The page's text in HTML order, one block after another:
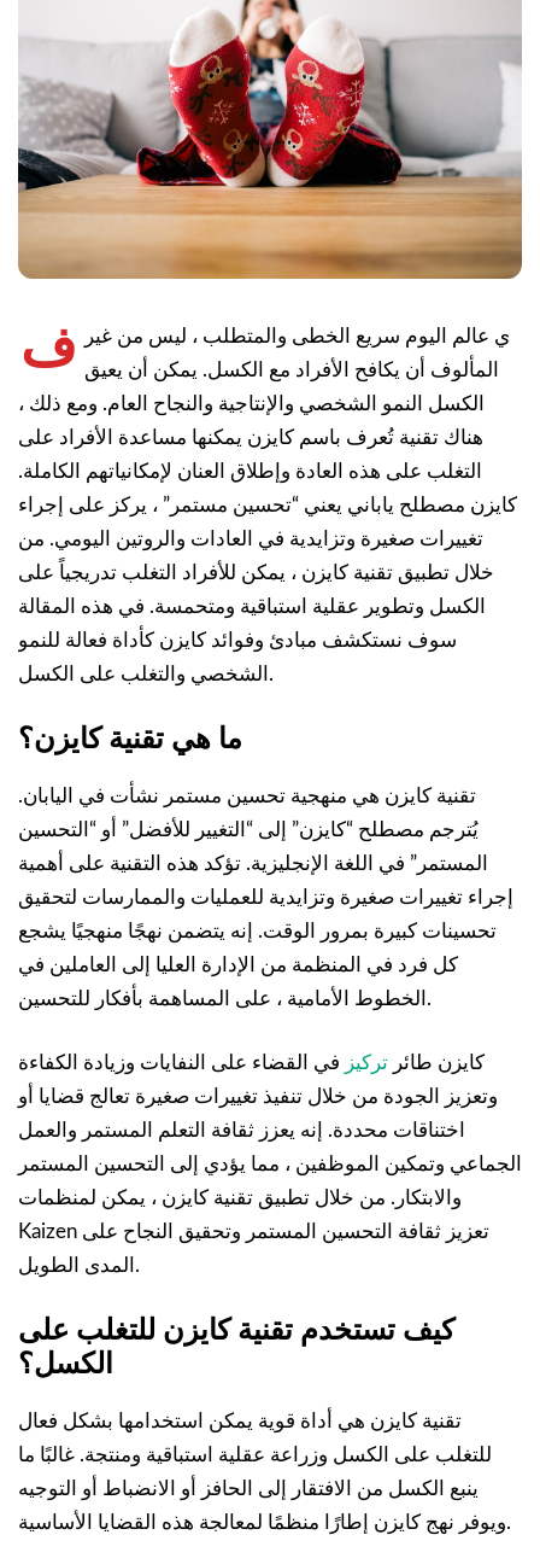
ف
ي عالم اليوم سريع الخطى والمتطلب ، ليس من غير
المألوف أن يكافح الأفراد مع الكسل. يمكن أن يعيق
الكسل النمو الشخصي والإنتاجية والنجاح العام. ومع ذلك ،
هناك تقنية تُعرف باسم كايزن يمكنها مساعدة الأفراد على
التغلب على هذه العادة وإطلاق العنان لإمكانياتهم الكاملة.
كايزن مصطلح ياباني يعني “تحسين مستمر” ، يركز على إجراء
تغييرات صغيرة وتزايدية في العادات والروتين اليومي. من
خلال تطبيق تقنية كايزن ، يمكن للأفراد التغلب تدريجياً على
الكسل وتطوير عقلية استباقية ومتحمسة. في هذه المقالة
سوف نستكشف مبادئ وفوائد كايزن كأداة فعالة للنمو
الشخصي والتغلب على الكسل.
ما هي تقنية كايزن؟
تقنية كايزن هي منهجية تحسين مستمر نشأت في اليابان.
يُترجم مصطلح “كايزن” إلى “التغيير للأفضل” أو “التحسين
المستمر” في اللغة الإنجليزية. تؤكد هذه التقنية على أهمية
إجراء تغييرات صغيرة وتزايدية للعمليات والممارسات لتحقيق
تحسينات كبيرة بمرور الوقت. إنه يتضمن نهجًا منهجيًا يشجع
كل فرد في المنظمة من الإدارة العليا إلى العاملين في
الخطوط الأمامية ، على المساهمة بأفكار للتحسين.
كايزن طائر تركيز في القضاء على النفايات وزيادة الكفاءة
وتعزيز الجودة من خلال تنفيذ تغييرات صغيرة تعالج قضايا أو
اختناقات محددة. إنه يعزز ثقافة التعلم المستمر والعمل
الجماعي وتمكين الموظفين ، مما يؤدي إلى التحسين المستمر
والابتكار. من خلال تطبيق تقنية كايزن ، يمكن لمنظمات
Kaizen تعزيز ثقافة التحسين المستمر وتحقيق النجاح على
المدى الطويل.
كيف تستخدم تقنية كايزن للتغلب على
الكسل؟
تقنية كايزن هي أداة قوية يمكن استخدامها بشكل فعال
للتغلب على الكسل وزراعة عقلية استباقية ومنتجة. غالبًا ما
ينبع الكسل من الافتقار إلى الحافز أو الانضباط أو التوجيه
ويوفر نهج كايزن إطارًا منظمًا لمعالجة هذه القضايا الأساسية.